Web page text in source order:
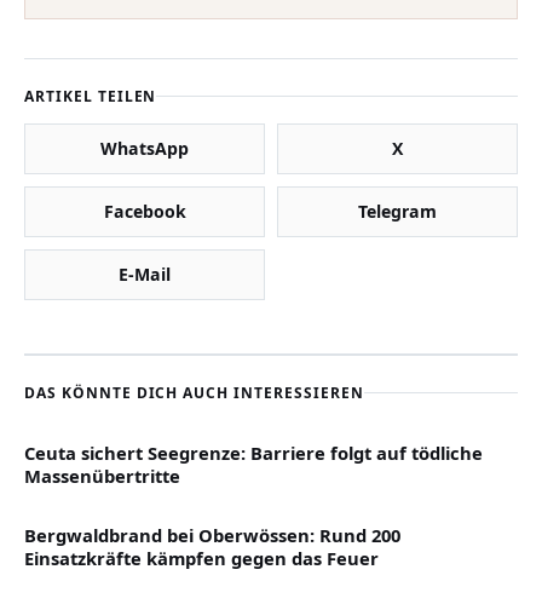
ARTIKEL TEILEN
WhatsApp X
Facebook Telegram
E-Mail
DAS KÖNNTE DICH AUCH INTERESSIEREN
Ceuta sichert Seegrenze: Barriere folgt auf tödliche
Massenübertritte
Bergwaldbrand bei Oberwössen: Rund 200
Einsatzkräfte kämpfen gegen das Feuer